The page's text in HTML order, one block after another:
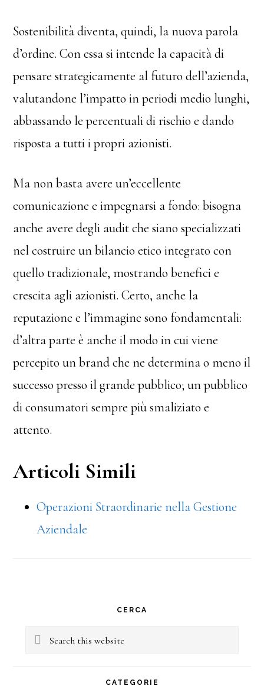
Sostenibilità diventa, quindi, la nuova parola
d’ordine. Con essa si intende la capacità di
pensare strategicamente al futuro dell’azienda,
valutandone l’impatto in periodi medio lunghi,
abbassando le percentuali di rischio e dando
risposta a tutti i propri azionisti.
Ma non basta avere un’eccellente
comunicazione e impegnarsi a fondo: bisogna
anche avere degli audit che siano specializzati
nel costruire un bilancio etico integrato con
quello tradizionale, mostrando benefici e
crescita agli azionisti. Certo, anche la
reputazione e l’immagine sono fondamentali:
d’altra parte è anche il modo in cui viene
percepito un brand che ne determina o meno il
successo presso il grande pubblico; un pubblico
di consumatori sempre più smaliziato e
attento.
Articoli Simili
Operazioni Straordinarie nella Gestione
Aziendale
Sidebar
CERCA
Search
CATEGORIE